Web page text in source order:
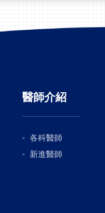
醫師介紹
各科醫師
新進醫師